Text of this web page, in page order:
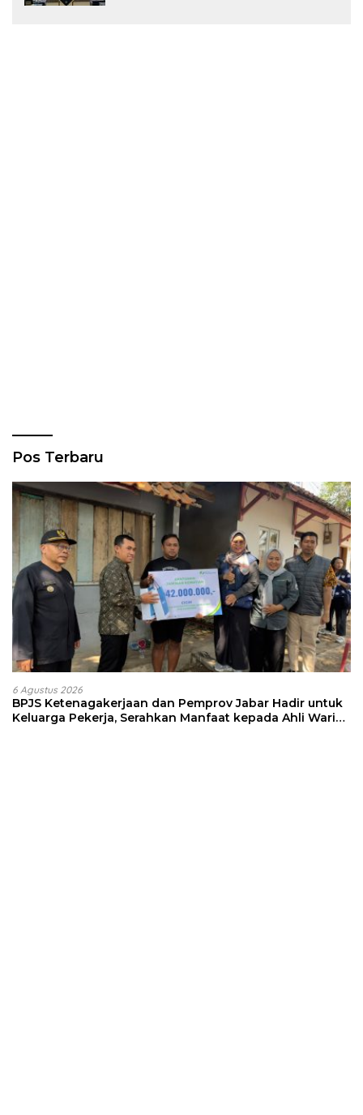
Pos Terbaru
6 Agustus 2026
BPJS Ketenagakerjaan dan Pemprov Jabar Hadir untuk
Keluarga Pekerja, Serahkan Manfaat kepada Ahli Waris